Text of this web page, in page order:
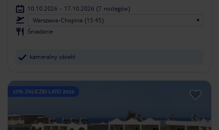
10.10.2026 - 17.10.2026 (7 noclegów)
Warszawa-Chopina (15:45)
Śniadanie
kameralny obiekt
25% ZALICZKI LATO 2026